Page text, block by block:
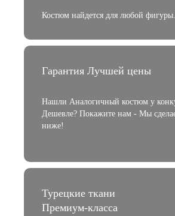
Костюм найдется для любой фигуры.
Гарантия Лучшей цены
Нашли Аналогичный костюм у
Дешевле? Покажите нам - Мы
ниже!
Турецкие ткани
Премиум-класса